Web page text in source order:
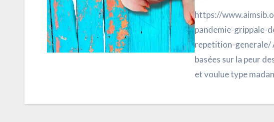
https://
pandemie-grippale-
repetition-generale/
basées sur la peur
et voulue type